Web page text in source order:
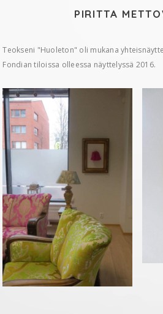
PIRITTA
Teokseni "Huoleton" oli mukana
Fondian tiloissa olleessa näyttelyssä 2016.